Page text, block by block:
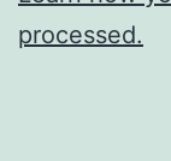
processed.